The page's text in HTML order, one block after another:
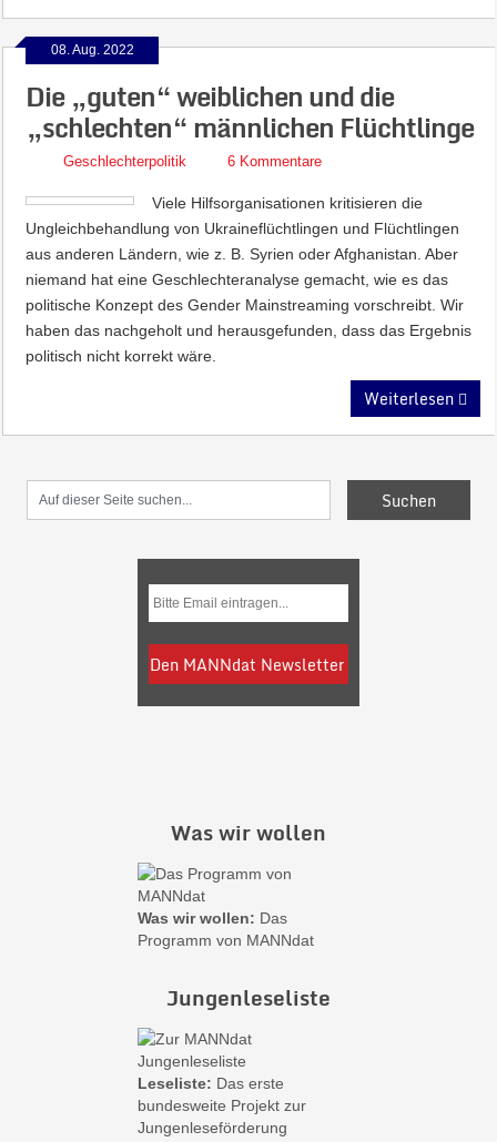
08. Aug. 2022
Die „guten“ weiblichen und die
„schlechten“ männlichen Flüchtlinge
Geschlechterpolitik 6 Kommentare
Viele Hilfsorganisationen kritisieren die
Ungleichbehandlung von Ukraineflüchtlingen und Flüchtlingen
aus anderen Ländern, wie z. B. Syrien oder Afghanistan. Aber
niemand hat eine Geschlechteranalyse gemacht, wie es das
politische Konzept des Gender Mainstreaming vorschreibt. Wir
haben das nachgeholt und herausgefunden, dass das Ergebnis
politisch nicht korrekt wäre.
Weiterlesen
Was wir wollen
Was wir wollen: Das
Programm von MANNdat
Jungenleseliste
Leseliste: Das erste
bundesweite Projekt zur
Jungenleseförderung